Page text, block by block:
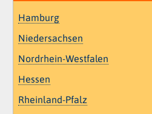
Hamburg
Niedersachsen
Nordrhein-Westfalen
Hessen
Rheinland-Pfalz